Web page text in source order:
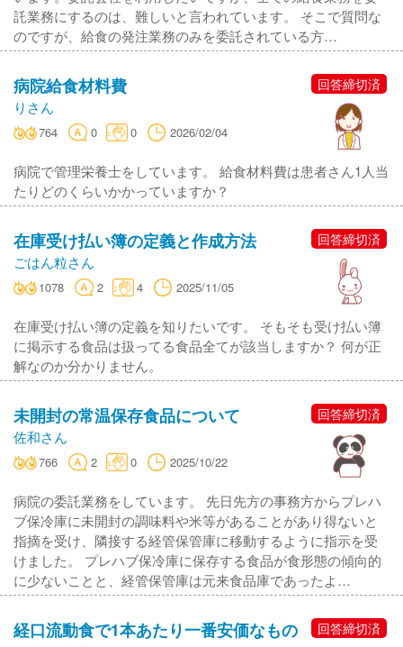
託業務にするのは、難しいと言われています。 そこで質問な
のですが、給食の発注業務のみを委託されている方…
病院給食材料費
りさん
764 0 0 2026/02/04
回答締切済
病院で管理栄養士をしています。 給食材料費は患者さん1人当
たりどのくらいかかっていますか？
在庫受け払い簿の定義と作成方法
ごはん粒さん
1078 2 4 2025/11/05
回答締切済
在庫受け払い簿の定義を知りたいです。 そもそも受け払い簿
に掲示する食品は扱ってる食品全てが該当しますか？ 何が正
解なのか分かりません。
未開封の常温保存食品について
佐和さん
766 2 0 2025/10/22
回答締切済
病院の委託業務をしています。 先日先方の事務方からプレハ
ブ保冷庫に未開封の調味料や米等があることがあり得ないと
指摘を受け、隣接する経管保管庫に移動するように指示を受
けました。 プレハブ保冷庫に保存する食品が食形態の傾向的
に少ないことと、経管保管庫は元来食品庫であったよ…
経口流動食で1本あたり一番安価なもの
回答締切済